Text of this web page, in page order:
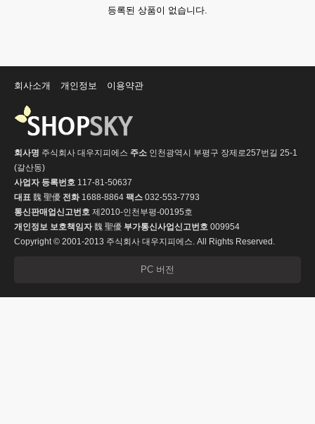
등록된 상품이 없습니다.
회사소개 개인정보 이용약관
회사명 주식회사 대우지피에스 주소 인천광역시 부평구 장제로257번길 25-1
(갈산동)
사업자 등록번호 117-81-50637
대표 魏 聖優 전화1688-8864 팩스 032-553-7793
통신판매업신고번호 제2010-인천부평-00195호
개인정보 보호책임자魏 聖優 부가통신사업신고번호 009954
Copyright © 2001-2013 주식회사 대우지피에스. All Rights Reserved.
PC 버전